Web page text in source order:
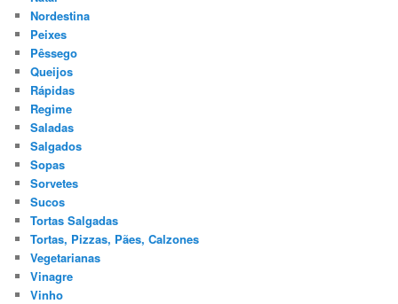
Nordestina
Peixes
Pêssego
Queijos
Rápidas
Regime
Saladas
Salgados
Sopas
Sorvetes
Sucos
Tortas Salgadas
Tortas, Pizzas, Pães, Calzones
Vegetarianas
Vinagre
Vinho